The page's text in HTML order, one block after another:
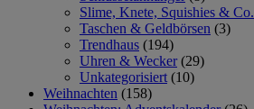
Slime, Knete, Squishies & Co.
Taschen & Geldbörsen (3)
Trendhaus (194)
Uhren & Wecker (29)
Unkategorisiert (10)
Weihnachten (158)